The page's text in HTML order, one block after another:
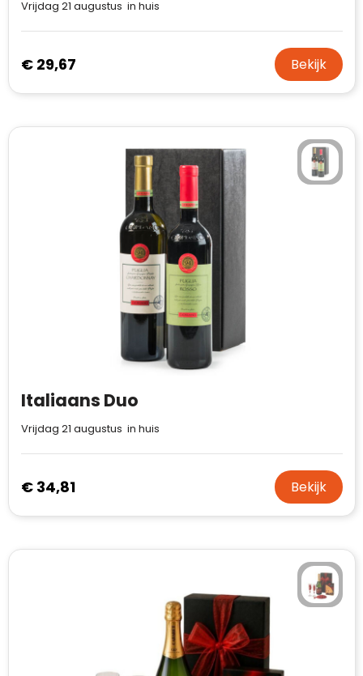
Vrijdag 21 augustus in huis
€ 29,67 Bekijk
Italiaans Duo
Vrijdag 21 augustus in huis
€ 34,81 Bekijk